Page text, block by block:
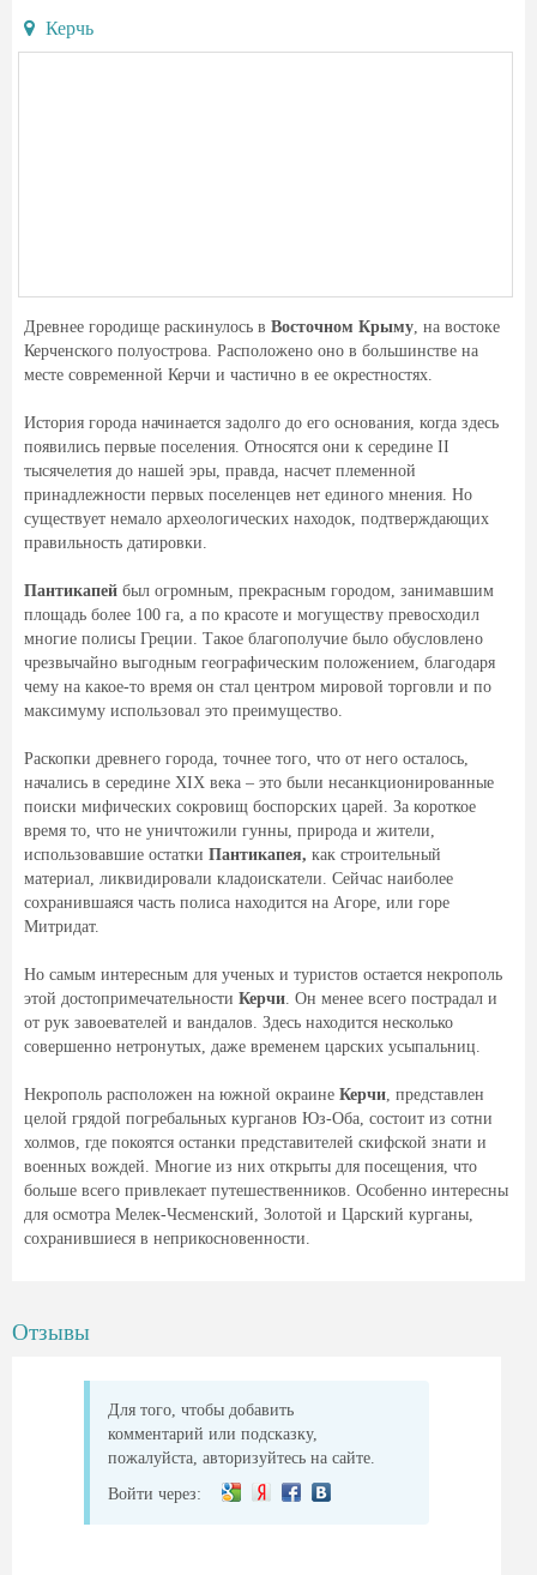
Керчь
Древнее городище раскинулось в Восточном Крыму, на востоке
Керченского полуострова. Расположено оно в большинстве на
месте современной Керчи и частично в ее окрестностях.
История города начинается задолго до его основания, когда здесь
появились первые поселения. Относятся они к середине II
тысячелетия до нашей эры, правда, насчет племенной
принадлежности первых поселенцев нет единого мнения. Но
существует немало археологических находок, подтверждающих
правильность датировки.
Пантикапей был огромным, прекрасным городом, занимавшим
площадь более 100 га, а по красоте и могуществу превосходил
многие полисы Греции. Такое благополучие было обусловлено
чрезвычайно выгодным географическим положением, благодаря
чему на какое-то время он стал центром мировой торговли и по
максимуму использовал это преимущество.
Раскопки древнего города, точнее того, что от него осталось,
начались в середине XIX века – это были несанкционированные
поиски мифических сокровищ боспорских царей. За короткое
время то, что не уничтожили гунны, природа и жители,
использовавшие остатки Пантикапея, как строительный
материал, ликвидировали кладоискатели. Сейчас наиболее
сохранившаяся часть полиса находится на Агоре, или горе
Митридат.
Но самым интересным для ученых и туристов остается некрополь
этой достопримечательности Керчи. Он менее всего пострадал и
от рук завоевателей и вандалов. Здесь находится несколько
совершенно нетронутых, даже временем царских усыпальниц.
Некрополь расположен на южной окраине Керчи, представлен
целой грядой погребальных курганов Юз-Оба, состоит из сотни
холмов, где покоятся останки представителей скифской знати и
военных вождей. Многие из них открыты для посещения, что
больше всего привлекает путешественников. Особенно интересны
для осмотра Мелек-Чесменский, Золотой и Царский курганы,
сохранившиеся в неприкосновенности.
Отзывы
Для того, чтобы добавить
комментарий или подсказку,
пожалуйста, авторизуйтесь на сайте.
Войти через: